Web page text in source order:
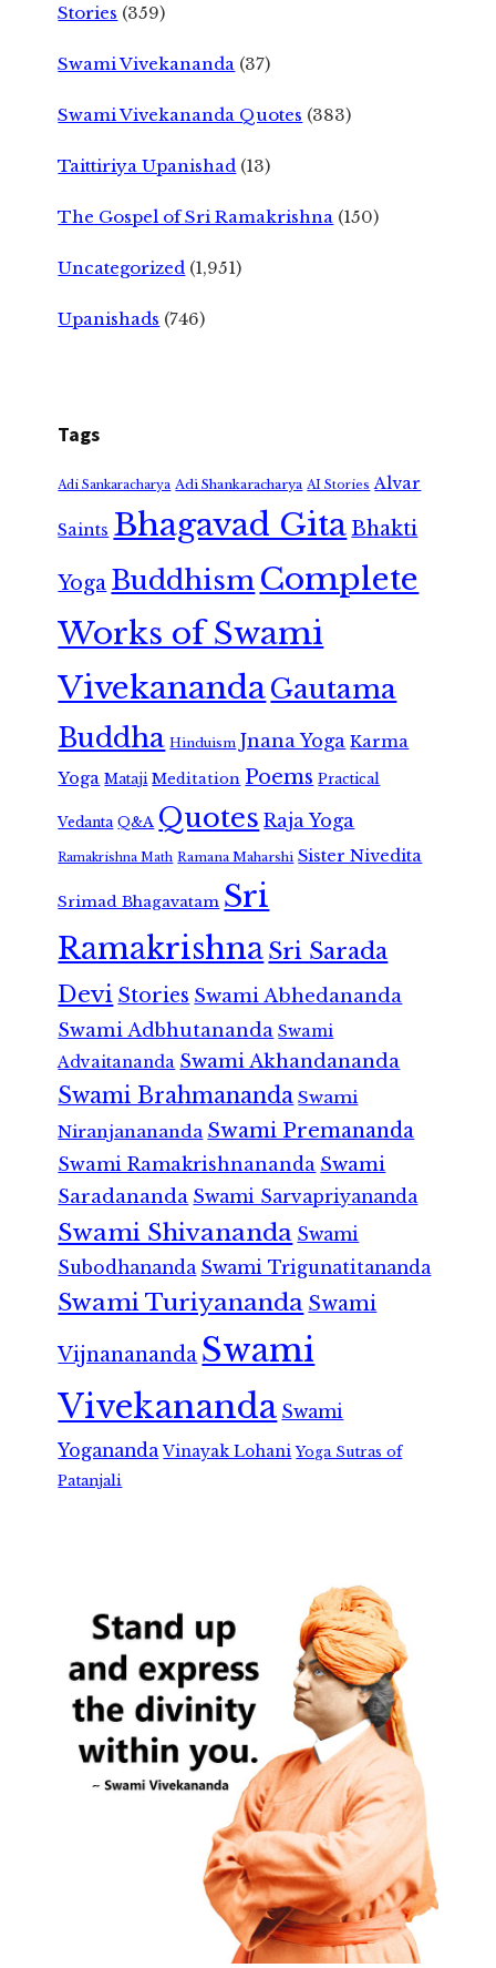
Stories (359)
Swami Vivekananda (37)
Swami Vivekananda Quotes (383)
Taittiriya Upanishad (13)
The Gospel of Sri Ramakrishna (150)
Uncategorized (1,951)
Upanishads (746)
Tags
Adi Sankaracharya Adi Shankaracharya AI Stories Alvar
Saints Bhagavad GitaBhakti
Yoga Buddhism Complete
Works of Swami
VivekanandaGautama
Buddha Hinduism Jnana Yoga Karma
Yoga Mataji Meditation Poems Practical
Vedanta Q&A Quotes Raja Yoga
Ramakrishna Math Ramana Maharshi Sister Nivedita
Srimad Bhagavatam Sri
RamakrishnaSri Sarada
Devi Stories Swami Abhedananda
Swami Adbhutananda Swami
Advaitananda Swami Akhandananda
Swami Brahmananda Swami
Niranjanananda Swami Premananda
Swami Ramakrishnananda Swami
Saradananda Swami Sarvapriyananda
Swami Shivananda Swami
Subodhananda Swami Trigunatitananda
Swami Turiyananda Swami
Vijnanananda Swami
Vivekananda Swami
Yogananda Vinayak Lohani Yoga Sutras of
Patanjali